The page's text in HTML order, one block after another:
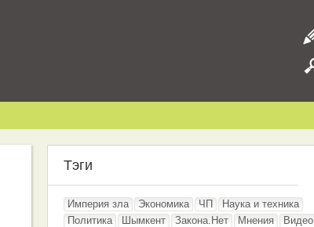
Тэги
Империя зла Экономика ЧП
Наука и техника
Политика
Шымкент Закона.Нет Мнения
Видео